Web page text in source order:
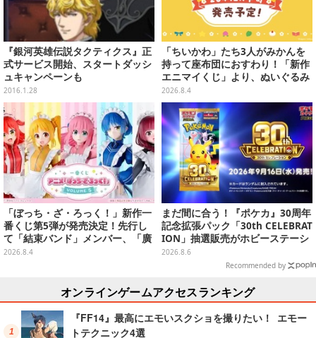
『銀河英雄伝説タクティクス』正
式サービス開始、スタートダッシ
ュキャンペーンも
2016.1.28
「ちいかわ」たち3人がみかんを
持って座布団におすわり！「新作
エニマイくじ」より、ぬいぐるみ
画像が初公開
2026.8.4
「ぼっち・ざ・ろっく！」新作一
番くじ第5弾が発売決定！先行し
て「結束バンド」メンバー、「廣
井きくり」のメイド衣装フィギュ
2026.8.4
まだ間に合う！『ポケカ』30周年
記念拡張パック「30th CELEBRAT
ION」抽選販売がホビーステーシ
ョンで実施中、8月6日まで
2026.8.6
Recommended by
オンラインゲームアクセスランキング
『FF14』最高にエモいスクショを撮りたい！ エモー
トテクニック4選